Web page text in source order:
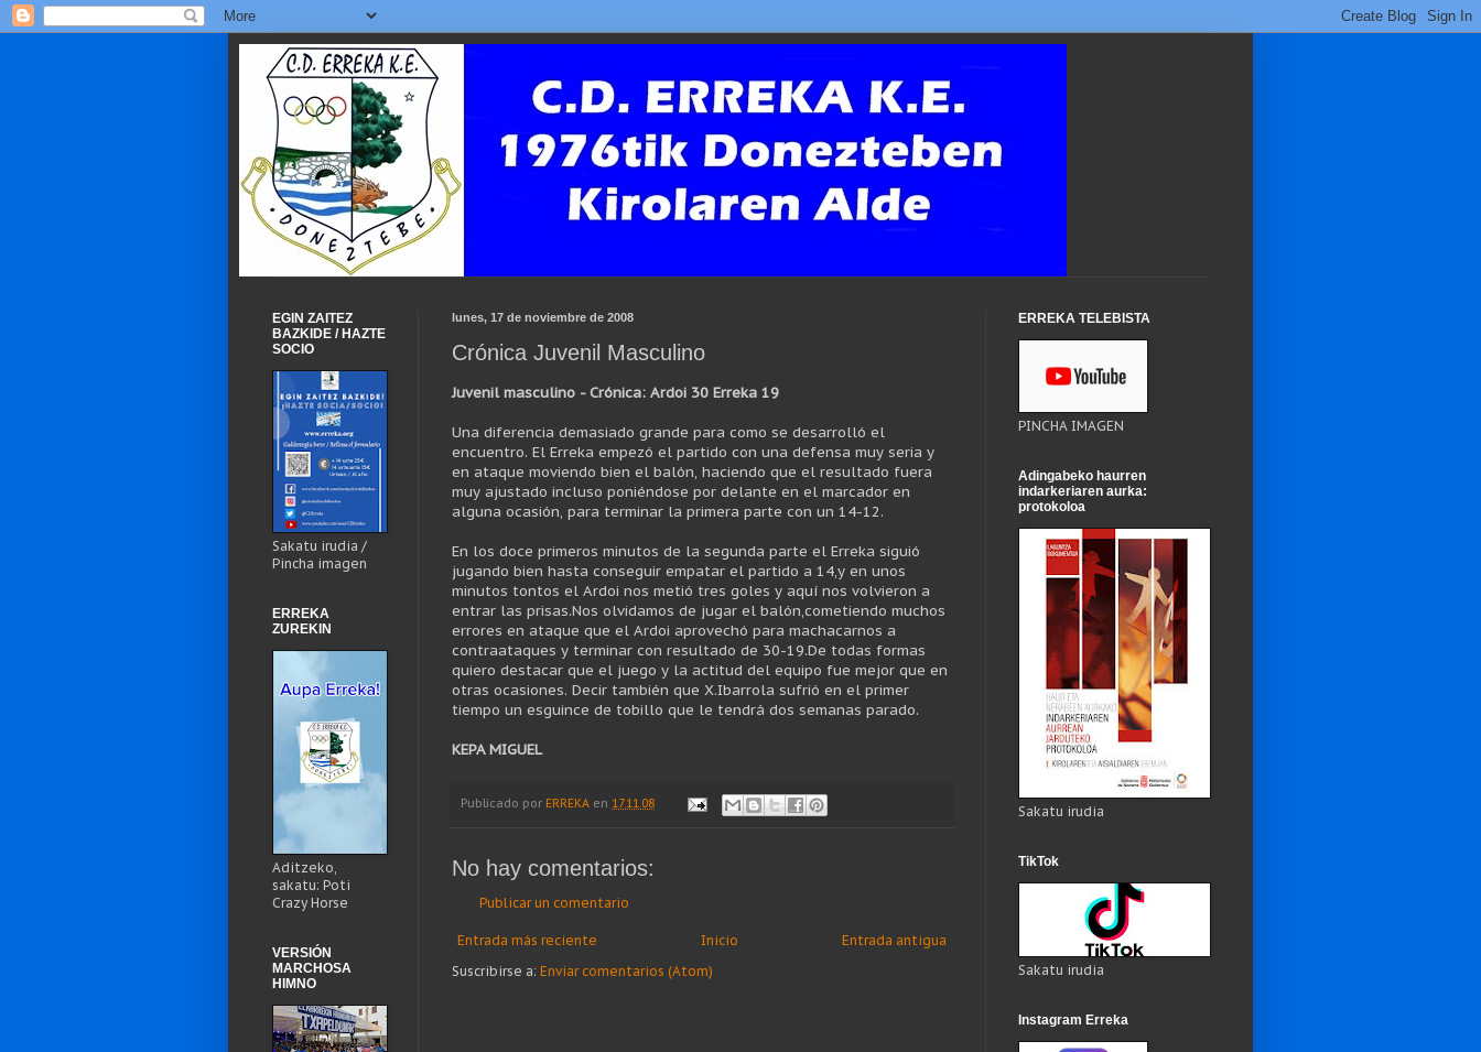
lunes, 17 de noviembre de 2008
Crónica Juvenil Masculino
Juvenil masculino - Crónica: Ardoi 30 Erreka 19
Una diferencia demasiado grande para como se desarrolló el
encuentro. El Erreka empezó el partido con una defensa muy seria y
en ataque moviendo bien el balón, haciendo que el resultado fuera
muy ajustado incluso poniéndose por delante en el marcador en
alguna ocasión, para terminar la primera parte con un 14-12.
En los doce primeros minutos de la segunda parte el Erreka siguió
jugando bien hasta conseguir empatar el partido a 14,y en unos
minutos tontos el Ardoi nos metió tres goles y aquí nos volvieron a
entrar las prisas.Nos olvidamos de jugar el balón,cometiendo muchos
errores en ataque que el Ardoi aprovechó para machacarnos a
contraataques y terminar con resultado de 30-19.De todas formas
quiero destacar que el juego y la actitud del equipo fue mejor que en
otras ocasiones. Decir también que X.Ibarrola sufrió en el primer
tiempo un esguince de tobillo que le tendrá dos semanas parado.
KEPAMIGUEL
Publicado por ERREKA en 17.11.08
No hay comentarios:
Publicar un comentario
Entrada más reciente Entrada antigua
Inicio
Suscribirse a: Enviar comentarios (Atom)
EGIN ZAITEZ
BAZKIDE / HAZTE
SOCIO
Sakatu irudia /
Pincha imagen
ERREKA
ZUREKIN
Aditzeko,
sakatu: Poti
Crazy Horse
VERSIÓN
MARCHOSA
HIMNO
ERREKA TELEBISTA
PINCHA IMAGEN
Adingabeko haurren
indarkeriaren aurka:
protokoloa
Sakatu irudia
TikTok
Sakatu irudia
Instagram Erreka